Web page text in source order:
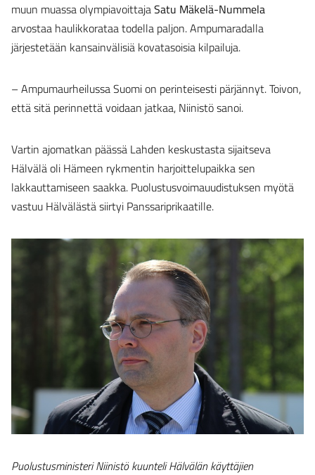
muun muassa olympiavoittajaSatu Mäkelä-Nummela
arvostaa haulikkorataa todella paljon. Ampumaradalla
järjestetään kansainvälisiä kovatasoisia kilpailuja.
– Ampumaurheilussa Suomi on perinteisesti pärjännyt. Toivon,
että sitä perinnettä voidaan jatkaa, Niinistö sanoi.
Vartin ajomatkan päässä Lahden keskustasta sijaitseva
Hälvälä oli Hämeen rykmentin harjoittelupaikka sen
lakkauttamiseen saakka. Puolustusvoimauudistuksen myötä
vastuu Hälvälästä siirtyi Panssariprikaatille.
Puolustusministeri Niinistö kuunteli Hälvälän käyttäjien